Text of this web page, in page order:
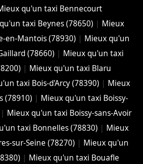
qu'un taxi Bennecourt
taxi Beynes (78650) | Mieux
en-Mantois (78930) | Mieux qu'un
(78660) | Mieux qu'un taxi
| Mieux qu'un taxi Blaru
taxi Bois-d'Arcy (78390) | Mieux
(78910) | Mieux qu'un taxi Boissy-
| Mieux qu'un taxi Boissy-sans-Avoir
taxi Bonnelles (78830) | Mieux
sur-Seine (78270) | Mieux qu'un
| Mieux qu'un taxi Bouafle